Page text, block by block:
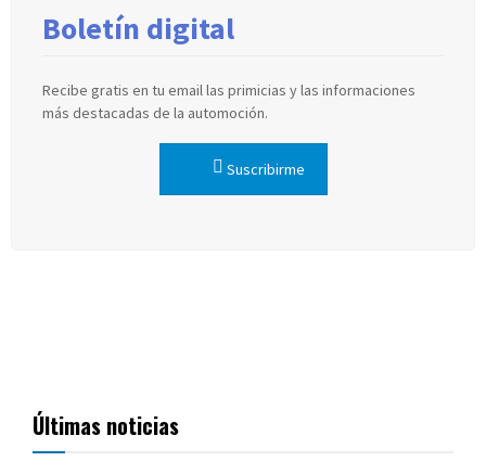
Boletín digital
Recibe gratis en tu email las primicias y las informaciones
más destacadas de la automoción.
Suscribirme
Últimas noticias